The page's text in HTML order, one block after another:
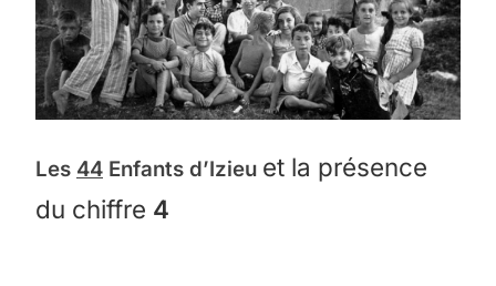
Les 44 Enfants d’Izieu et la présence
du chiffre 4